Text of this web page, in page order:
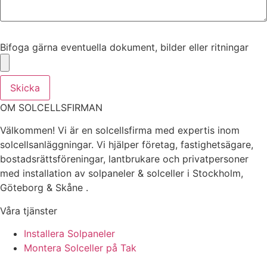
Bifoga gärna eventuella dokument, bilder eller ritningar
Skicka
OM SOLCELLSFIRMAN
Välkommen! Vi är en solcellsfirma med expertis inom
solcellsanläggningar. Vi hjälper företag, fastighetsägare,
bostadsrättsföreningar, lantbrukare och privatpersoner
med installation av solpaneler & solceller i Stockholm,
Göteborg & Skåne .
Våra tjänster
Installera Solpaneler
Montera Solceller på Tak